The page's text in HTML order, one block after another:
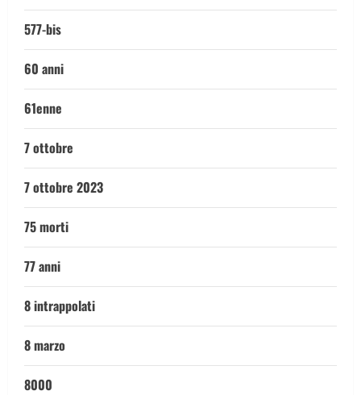
577-bis
60 anni
61enne
7 ottobre
7 ottobre 2023
75 morti
77 anni
8 intrappolati
8 marzo
8000